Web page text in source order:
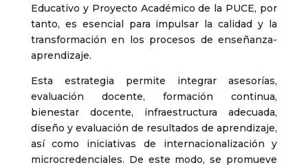
Educativo y Proyecto Académico de la PUCE, por
tanto, es esencial para impulsar la calidad y la
transformación en los procesos de enseñanza-
aprendizaje.
Esta estrategia permite integrar asesorías,
evaluación docente, formación continua,
bienestar docente, infraestructura adecuada,
diseño y evaluación de resultados de aprendizaje,
así como iniciativas de internacionalización y
microcredenciales. De este modo, se promueve